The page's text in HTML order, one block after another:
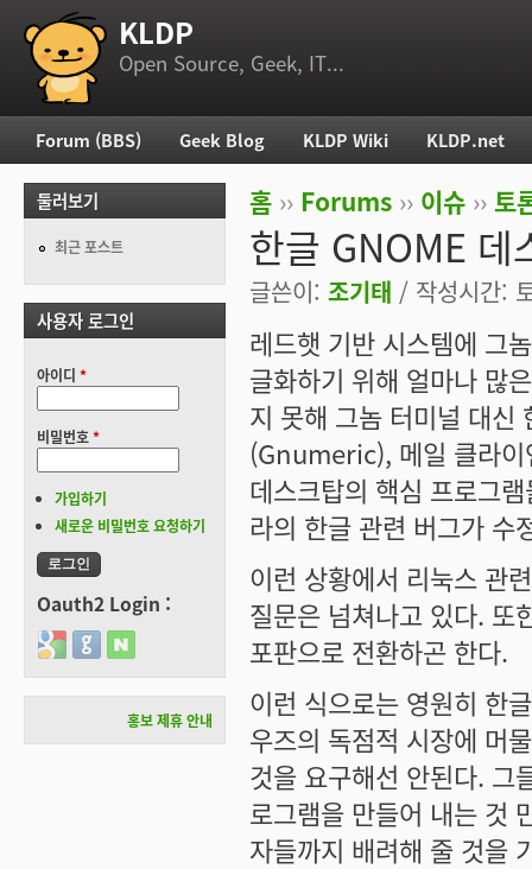
부 메뉴 KLDP
Open Source, Geek, IT...
현재 위치
홈 ›› Forums ›› 이슈 ›› 토
한글 GNOME 데
글쓴이: 조기태 / 작성시간:
레드햇 기반 시스템에 그
글화하기 위해 얼마나 많
지 못해 그놈 터미널 대
(Gnumeric), 메일 클라
데스크탑의 핵심 프로그
라의 한글 관련 버그가 수
이런 상황에서 리눅스 관
질문은 넘쳐나고 있다. 또
포판으로 전환하곤 한다.
이런 식으로는 영원히 한
우즈의 독점적 시장에 머
것을 요구해선 안된다. 그
로그램을 만들어 내는 것
자들까지 배려해 줄 것을
주 메뉴
Forum (BBS) Geek Blog KLDP Wiki KLDP.net
둘러보기
최근 포스트
사용자 로그인
아이디 *
비밀번호*
가입하기
새로운 비밀번호 요청하기
Oauth2 Login :
Login with Google
Login with GitHub
Login with Naver
홍보 제휴 안내